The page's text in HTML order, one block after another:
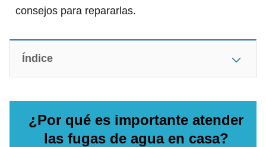
consejos para repararlas.
Índice
¿Por qué es importante atender
las fugas de agua en casa?